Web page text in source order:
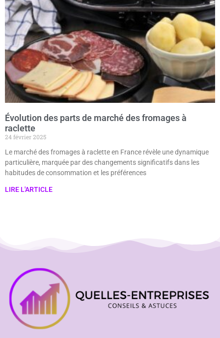
Évolution des parts de marché des fromages à
raclette
24 février 2025
Le marché des fromages à raclette en France révèle une dynamique
particulière, marquée par des changements significatifs dans les
habitudes de consommation et les préférences
LIRE L'ARTICLE